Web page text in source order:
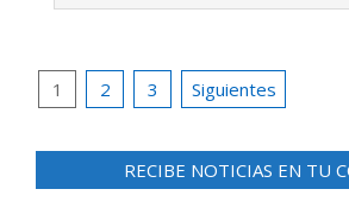
Paginación
entradas
1 2 3 Siguientes
RECIBE NOTICIAS EN TU